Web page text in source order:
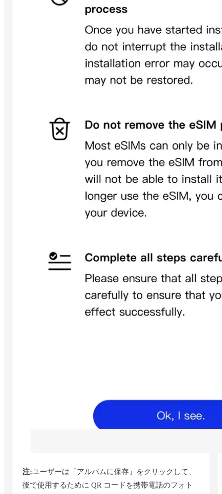
注:ユーザーは「アルバムに保存」をクリックして、
後で使用するために QR コードを携帯電話のフォト